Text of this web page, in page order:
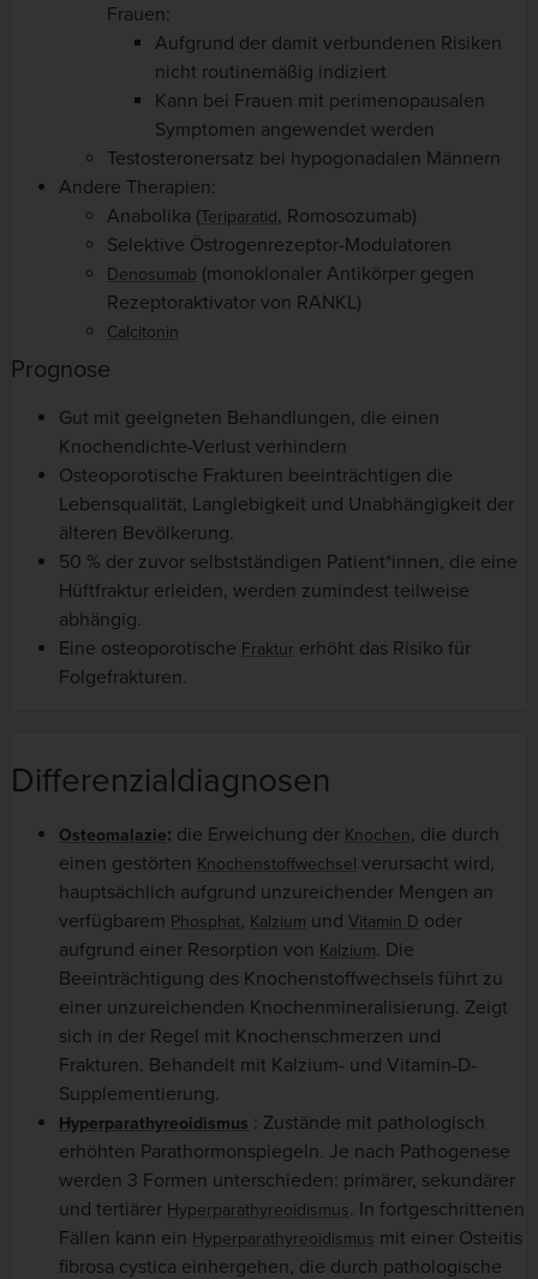
Frauen:
Aufgrund der damit verbundenen Risiken
nicht routinemäßig indiziert
Kann bei Frauen mit perimenopausalen
Symptomen angewendet werden
Testosteronersatz bei hypogonadalen Männern
Andere Therapien:
Anabolika (Teriparatid, Romosozumab)
Selektive Östrogenrezeptor-Modulatoren
Denosumab (monoklonaler Antikörper gegen
Rezeptoraktivator von RANKL)
Calcitonin
Prognose
Gut mit geeigneten Behandlungen, die einen
Knochendichte-Verlust verhindern
Osteoporotische Frakturen beeinträchtigen die
Lebensqualität, Langlebigkeit und Unabhängigkeit der
älteren Bevölkerung.
50 % der zuvor selbstständigen Patient*innen, die eine
Hüftfraktur erleiden, werden zumindest teilweise
abhängig.
Eine osteoporotische Fraktur erhöht das Risiko für
Folgefrakturen.
Differenzialdiagnosen
Osteomalazie: die Erweichung der Knochen, die durch
einen gestörten Knochenstoffwechsel verursacht wird,
hauptsächlich aufgrund unzureichender Mengen an
verfügbarem Phosphat, Kalzium und Vitamin D oder
aufgrund einer Resorption von Kalzium. Die
Beeinträchtigung des Knochenstoffwechsels führt zu
einer unzureichenden Knochenmineralisierung. Zeigt
sich in der Regel mit Knochenschmerzen und
Frakturen. Behandelt mit Kalzium- und Vitamin-D-
Supplementierung.
Hyperparathyreoidismus : Zustände mit pathologisch
erhöhten Parathormonspiegeln. Je nach Pathogenese
werden 3 Formen unterschieden: primärer, sekundärer
und tertiärer Hyperparathyreoidismus. In fortgeschrittenen
Fällen kann ein Hyperparathyreoidismus mit einer Osteitis
fibrosa cystica einhergehen, die durch pathologische